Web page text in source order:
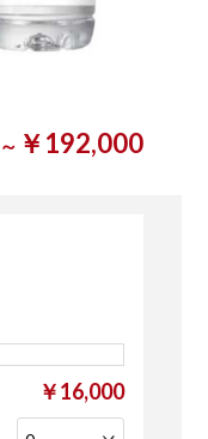
～ ￥192,000
￥16,000